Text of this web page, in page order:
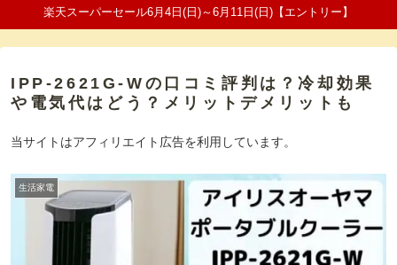
楽天スーパーセール6月4日(日)～6月11日(日)【エントリー】
IPP-2621G-Wの口コミ評判は？冷却効果
や電気代はどう？メリットデメリットも
当サイトはアフィリエイト広告を利用しています。
生活家電